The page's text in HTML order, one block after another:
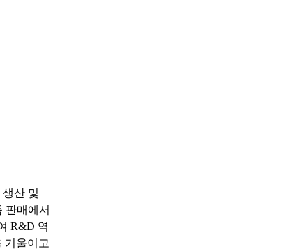
산 및
판매에서
R&D 역
기울이고